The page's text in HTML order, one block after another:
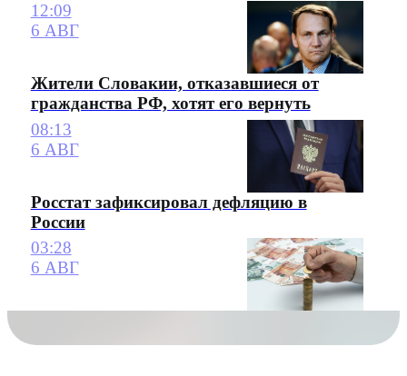
12:09
6 АВГ
Жители Словакии, отказавшиеся от
гражданства РФ, хотят его вернуть
08:13
6 АВГ
Росстат зафиксировал дефляцию в
России
03:28
6 АВГ